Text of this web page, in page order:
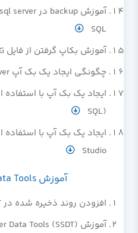
SQL
آموزش بکاپ گرفتن از فایل LOG در SQL SERVER
چگونگی ایجاد یک بک آپ SQL Server
SQL)
Studio
آموزش SQL Server Data Tools
افزودن روند ذخیره شده در SSDT
آموزش SQL Server Data Tools (SSDT)